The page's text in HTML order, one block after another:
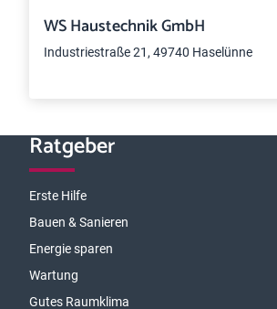
WS Haustechnik GmbH
Industriestraße 21, 49740 Haselünne
Ratgeber
Erste Hilfe
Bauen & Sanieren
Energie sparen
Wartung
Gutes Raumklima